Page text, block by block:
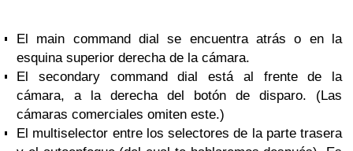
El main command dial se encuentra atrás o en la
esquina superior derecha de la cámara.
El secondary command dial está al frente de la
cámara, a la derecha del botón de disparo. (Las
cámaras comerciales omiten este.)
El multiselector entre los selectores de la parte trasera